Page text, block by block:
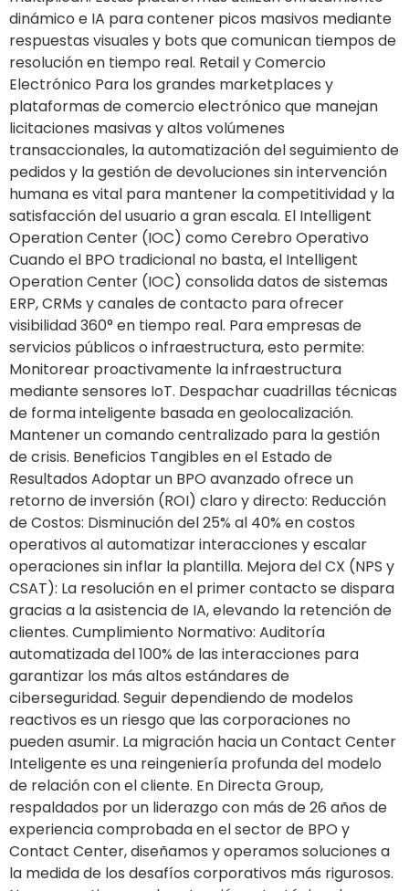
dinámico e IA para contener picos masivos mediante
respuestas visuales y bots que comunican tiempos de
resolución en tiempo real. Retail y Comercio
Electrónico Para los grandes marketplaces y
plataformas de comercio electrónico que manejan
licitaciones masivas y altos volúmenes
transaccionales, la automatización del seguimiento de
pedidos y la gestión de devoluciones sin intervención
humana es vital para mantener la competitividad y la
satisfacción del usuario a gran escala. El Intelligent
Operation Center (IOC) como Cerebro Operativo
Cuando el BPO tradicional no basta, el Intelligent
Operation Center (IOC) consolida datos de sistemas
ERP, CRMs y canales de contacto para ofrecer
visibilidad 360° en tiempo real. Para empresas de
servicios públicos o infraestructura, esto permite:
Monitorear proactivamente la infraestructura
mediante sensores IoT. Despachar cuadrillas técnicas
de forma inteligente basada en geolocalización.
Mantener un comando centralizado para la gestión
de crisis. Beneficios Tangibles en el Estado de
Resultados Adoptar un BPO avanzado ofrece un
retorno de inversión (ROI) claro y directo: Reducción
de Costos: Disminución del 25% al 40% en costos
operativos al automatizar interacciones y escalar
operaciones sin inflar la plantilla. Mejora del CX (NPS y
CSAT): La resolución en el primer contacto se dispara
gracias a la asistencia de IA, elevando la retención de
clientes. Cumplimiento Normativo: Auditoría
automatizada del 100% de las interacciones para
garantizar los más altos estándares de
ciberseguridad. Seguir dependiendo de modelos
reactivos es un riesgo que las corporaciones no
pueden asumir. La migración hacia un Contact Center
Inteligente es una reingeniería profunda del modelo
de relación con el cliente. En Directa Group,
respaldados por un liderazgo con más de 26 años de
experiencia comprobada en el sector de BPO y
Contact Center, diseñamos y operamos soluciones a
la medida de los desafíos corporativos más rigurosos.